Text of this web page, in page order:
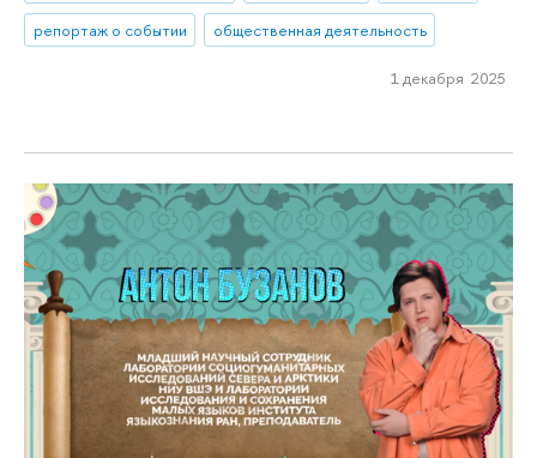
репортаж о событии
общественная деятельность
1 декабря 2025